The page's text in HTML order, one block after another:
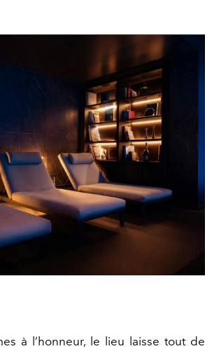
à l’honneur, le lieu laisse tout de